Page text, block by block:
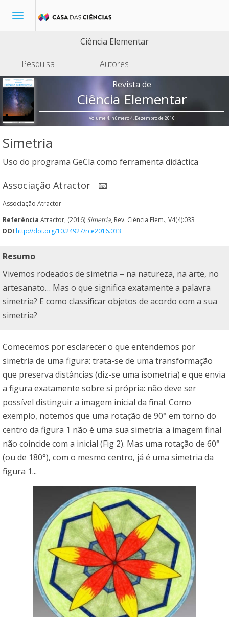
Toggle
Ciência Elementar
Pesquisa
Autores
Revista de
Ciência Elementar
Volume 4, número 4, Dezembro de 2016
Simetria
Uso do programa GeCla como ferramenta didáctica
Associação Atractor 📧
Associação Atractor
Referência Atractor, (2016)Simetria, Rev. Ciência Elem., V4(4):033
DOI http://doi.org/10.24927/rce2016.033
Resumo
Vivemos rodeados de simetria – na natureza, na arte, no
artesanato… Mas o que significa exatamente a palavra
simetria? E como classificar objetos de acordo com a sua
simetria?
Comecemos por esclarecer o que entendemos por
simetria de uma figura: trata-se de uma transformação
que preserva distâncias (diz-se uma isometria) e que envia
a figura exatamente sobre si própria: não deve ser
possível distinguir a imagem inicial da final. Como
exemplo, notemos que uma rotação de 90° em torno do
centro da figura 1 não é uma sua simetria: a imagem final
não coincide com a inicial (Fig 2). Mas uma rotação de 60°
(ou de 180°), com o mesmo centro, já é uma simetria da
figura 1...